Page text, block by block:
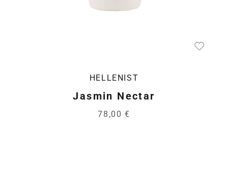
HELLENIST
Jasmin Nectar
78,00 €